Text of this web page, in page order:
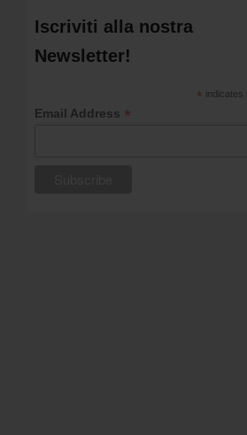
Iscriviti alla nostra
Newsletter!
* indicates
Email Address *